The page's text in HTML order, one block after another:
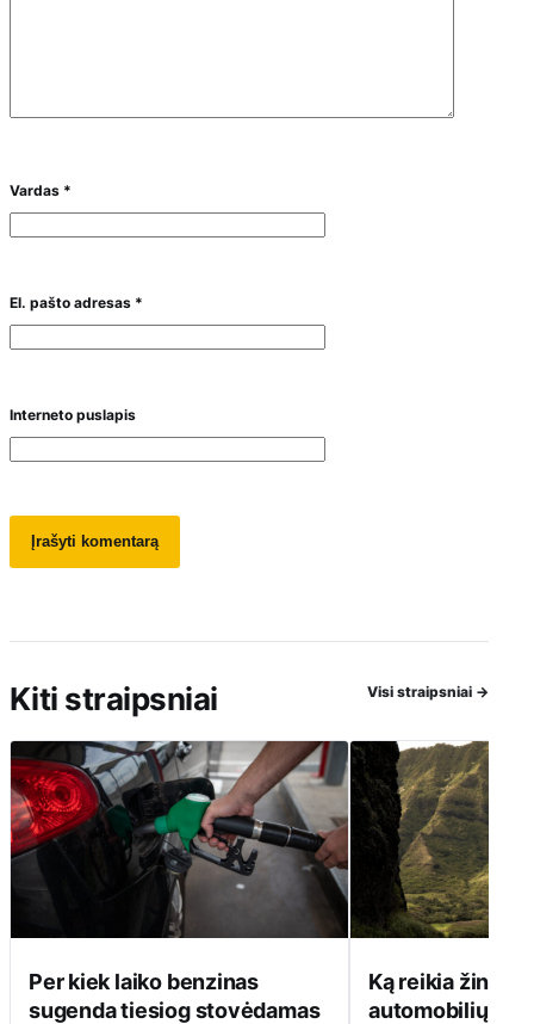
Vardas *
El. pašto adresas *
Interneto puslapis
Kiti straipsniai Visi straipsniai →
Per kiek laiko benzinas
sugenda tiesiog stovėdamas
Ką reikia žinoti
automobilių